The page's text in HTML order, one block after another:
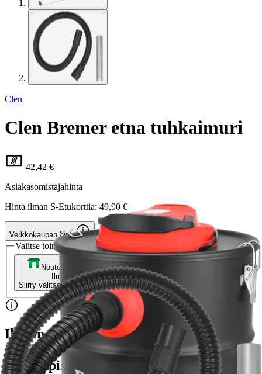
Clen
Clen Bremer etna tuhkaimuri
42,42 €
Asiakasomistajahinta
Hinta ilman S-Etukorttia: 49,90 €
Verkkokaupan hinta
Valitse toimitustapa
Nouto myymälästä
Ilmainen
Siirry valitsemaan myymälä
Kotiin tai noutopisteeseen
Ilmainen toimitus yli 100 €:n tilauksille
Postin pakettiautomaattiin tai
palvelupisteeseen!